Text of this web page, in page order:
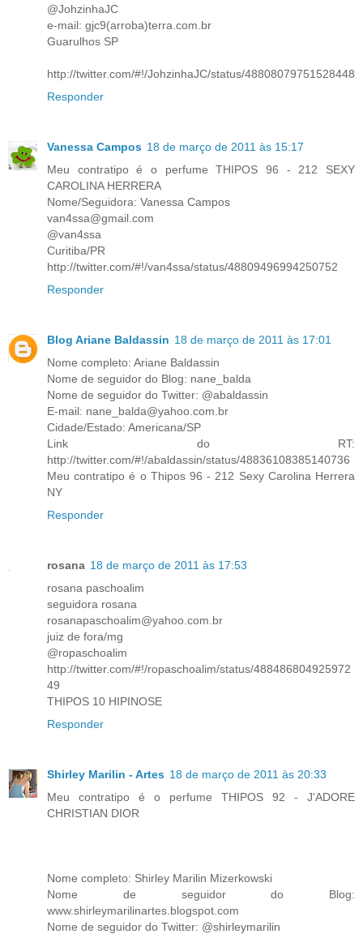
@JohzinhaJC
e-mail: gjc9(arroba)terra.com.br
Guarulhos SP
http://twitter.com/#!/JohzinhaJC/status/48808079751528448
Responder
Vanessa Campos 18 de março de 2011 às 15:17
Meu contratipo é o perfume THIPOS 96 - 212 SEXY
CAROLINA HERRERA
Nome/Seguidora: Vanessa Campos
van4ssa@gmail.com
@van4ssa
Curitiba/PR
http://twitter.com/#!/van4ssa/status/48809496994250752
Responder
Blog Ariane Baldassin 18 de março de 2011 às 17:01
Nome completo: Ariane Baldassin
Nome de seguidor do Blog: nane_balda
Nome de seguidor do Twitter: @abaldassin
E-mail: nane_balda@yahoo.com.br
Cidade/Estado: Americana/SP
Link do RT:
http://twitter.com/#!/abaldassin/status/48836108385140736
Meu contratipo é o Thipos 96 - 212 Sexy Carolina Herrera
NY
Responder
rosana 18 de março de 2011 às 17:53
rosana paschoalim
seguidora rosana
rosanapaschoalim@yahoo.com.br
juiz de fora/mg
@ropaschoalim
http://twitter.com/#!/ropaschoalim/status/488486804925972
49
THIPOS 10 HIPINOSE
Responder
Shirley Marilin - Artes 18 de março de 2011 às 20:33
Meu contratipo é o perfume THIPOS 92 - J'ADORE
CHRISTIAN DIOR
Nome completo: Shirley Marilin Mizerkowski
Nome de seguidor do Blog:
www.shirleymarilinartes.blogspot.com
Nome de seguidor do Twitter: @shirleymarilin